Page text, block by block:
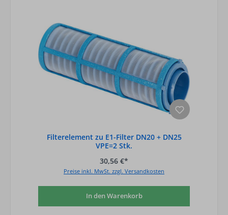
Filterelement zu E1-Filter DN20 + DN25
VPE=2 Stk.
30,56 €*
Preise inkl. MwSt. zzgl. Versandkosten
In den Warenkorb